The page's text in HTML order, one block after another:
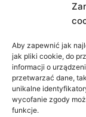
Aby zapewnić jak
jak pliki cookie, do
informacji o
przetwarzać dane,
unikalne
wycofanie zgody
funkcje.
POZNAJ
>Gołdap